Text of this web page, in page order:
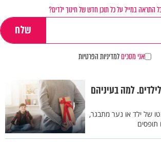
התראה במייל על כל תוכן חדש של חינוך ילדים?
אני מסכיםלמדיניות הפרטיות
למה בעיניהם
של ילד או נער מתבגר,
תופסים